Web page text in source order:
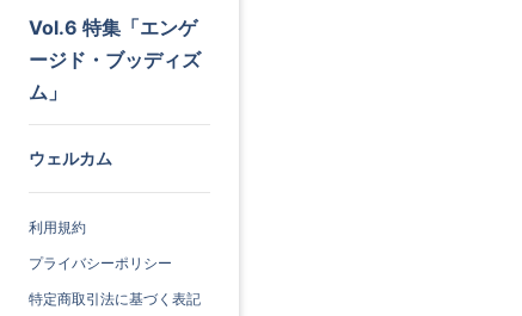
Vol.6 特集「エンゲ
ージド・ブッディズ
ム」
ウェルカム
利用規約
プライバシーポリシー
特定商取引法に基づく表記